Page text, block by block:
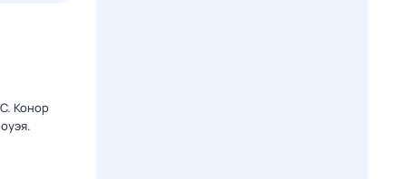
Конор